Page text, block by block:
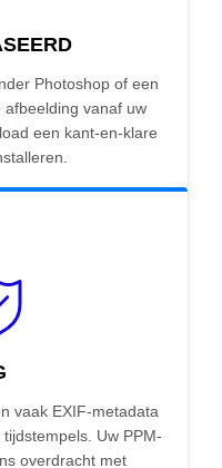
Photoshop of een
vanaf uw
een kant-en-klare
vaak EXIF-metadata
Uw PPM-
overdracht met